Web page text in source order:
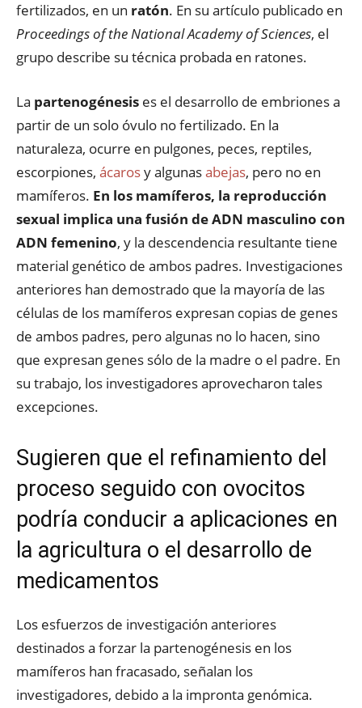
fertilizados, en un ratón. En su artículo publicado en
Proceedings of the National Academy of Sciences, el
grupo describe su técnica probada en ratones.
La partenogénesis es el desarrollo de embriones a
partir de un solo óvulo no fertilizado. En la
naturaleza, ocurre en pulgones, peces, reptiles,
escorpiones, ácarosy algunasabejas, pero no en
mamíferos. En los mamíferos, la reproducción
sexual implica una fusión de ADN masculino con
ADN femenino, y la descendencia resultante tiene
material genético de ambos padres. Investigaciones
anteriores han demostrado que la mayoría de las
células de los mamíferos expresan copias de genes
de ambos padres, pero algunas no lo hacen, sino
que expresan genes sólo de la madre o el padre. En
su trabajo, los investigadores aprovecharon tales
excepciones.
Sugieren que el refinamiento del
proceso seguido con ovocitos
podría conducir a aplicaciones en
la agricultura o el desarrollo de
medicamentos
Los esfuerzos de investigación anteriores
destinados a forzar la partenogénesis en los
mamíferos han fracasado, señalan los
investigadores, debido a la impronta genómica.